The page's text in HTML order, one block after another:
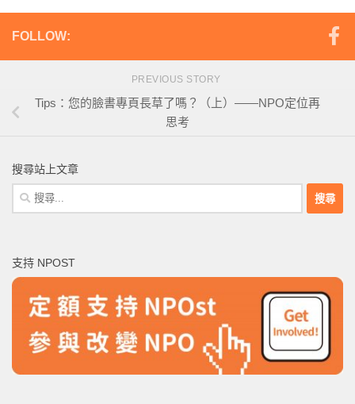
FOLLOW:
PREVIOUS STORY
Tips：您的臉書專頁長草了嗎？（上）——NPO定位再
思考
搜尋站上文章
搜
尋
字:
支持 NPOST